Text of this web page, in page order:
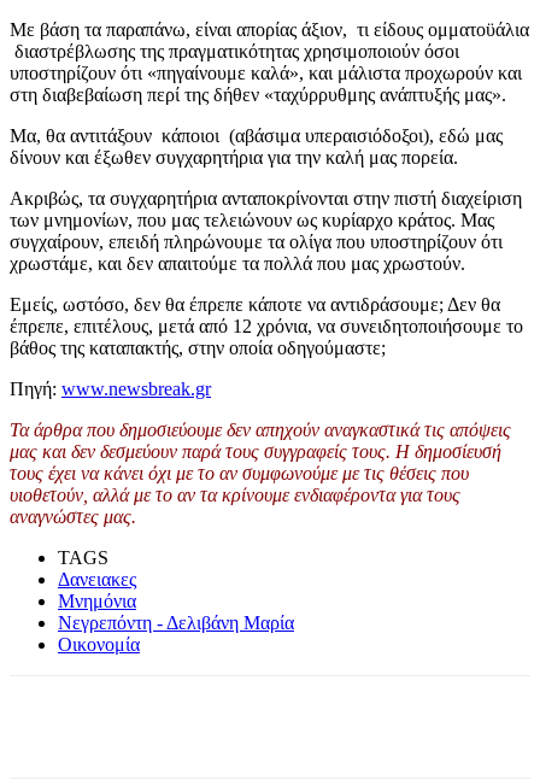
Με βάση τα παραπάνω, είναι απορίας άξιον, τι είδους ομματοϋάλια
διαστρέβλωσης της πραγματικότητας χρησιμοποιούν όσοι
υποστηρίζουν ότι «πηγαίνουμε καλά», και μάλιστα προχωρούν και
στη διαβεβαίωση περί της δήθεν «ταχύρρυθμης ανάπτυξής μας».
Μα, θα αντιτάξουν κάποιοι (αβάσιμα υπεραισιόδοξοι), εδώ μας
δίνουν και έξωθεν συγχαρητήρια για την καλή μας πορεία.
Ακριβώς, τα συγχαρητήρια ανταποκρίνονται στην πιστή διαχείριση
των μνημονίων, που μας τελειώνουν ως κυρίαρχο κράτος. Μας
συγχαίρουν, επειδή πληρώνουμε τα ολίγα που υποστηρίζουν ότι
χρωστάμε, και δεν απαιτούμε τα πολλά που μας χρωστούν.
Εμείς, ωστόσο, δεν θα έπρεπε κάποτε να αντιδράσουμε; Δεν θα
έπρεπε, επιτέλους, μετά από 12 χρόνια, να συνειδητοποιήσουμε το
βάθος της καταπακτής, στην οποία οδηγούμαστε;
Πηγή: www.newsbreak.gr
Τα άρθρα που δημοσιεύουμε δεν απηχούν αναγκαστικά τις απόψεις
μας και δεν δεσμεύουν παρά τους συγγραφείς τους. Η δημοσίευσή
τους έχει να κάνει όχι με το αν συμφωνούμε με τις θέσεις που
υιοθετούν, αλλά με το αν τα κρίνουμε ενδιαφέροντα για τους
αναγνώστες μας.
TAGS
Δανειακες
Μνημόνια
Νεγρεπόντη - Δελιβάνη Μαρία
Οικονομία